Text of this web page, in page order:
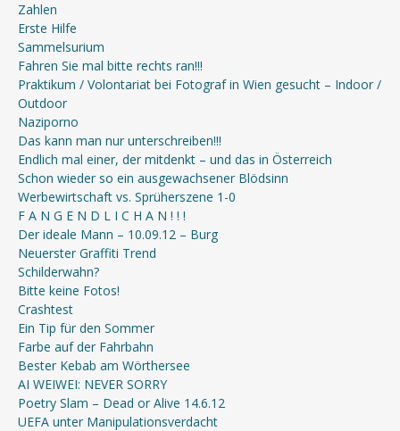
Zahlen
Erste Hilfe
Sammelsurium
Fahren Sie mal bitte rechts ran!!!
Praktikum / Volontariat bei Fotograf in Wien gesucht – Indoor /
Outdoor
Naziporno
Das kann man nur unterschreiben!!!
Endlich mal einer, der mitdenkt – und das in Österreich
Schon wieder so ein ausgewachsener Blödsinn
Werbewirtschaft vs. Sprüherszene 1-0
F A N G E N D L I C H A N ! ! !
Der ideale Mann – 10.09.12 – Burg
Neuerster Graffiti Trend
Schilderwahn?
Bitte keine Fotos!
Crashtest
Ein Tip für den Sommer
Farbe auf der Fahrbahn
Bester Kebab am Wörthersee
AI WEIWEI: NEVER SORRY
Poetry Slam – Dead or Alive 14.6.12
UEFA unter Manipulationsverdacht